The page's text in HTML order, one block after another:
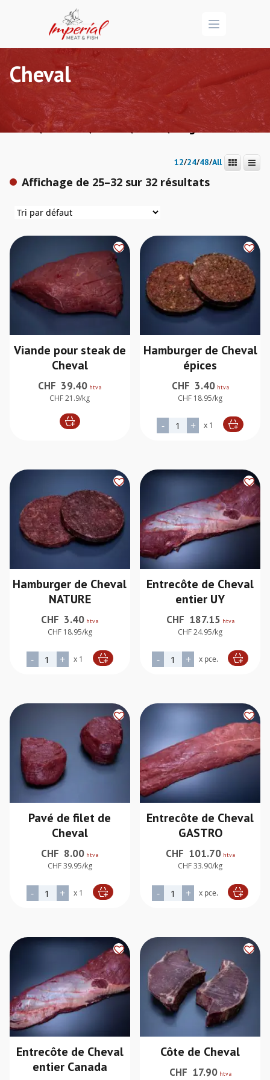
Open menu
Cheval
Accueil / Boucherie /Viandes/ / Page 3
12/24/48/All
Affichage de 25–32 sur 32 résultats
Viande pour steak de
Cheval
CHF 39.40 htva
CHF 21.9/kg
Hamburger de Cheval
épices
CHF 3.40 htva
CHF 18.95/kg
- quantité de Hamburger
+ x 1
Alternative:
Hamburger de Cheval
NATURE
CHF 3.40 htva
CHF 18.95/kg
- quantité de Hamburger de Cheval NATURE
+ x 1
Alternative:
Entrecôte de Cheval
entier UY
CHF 187.15 htva
CHF 24.95/kg
- quantité de Entrecôte de
+ x pce.
Alternative:
Pavé de filet de
Cheval
CHF 8.00 htva
CHF 39.95/kg
- quantité de Pavé de filet de Cheval
+ x 1
Alternative:
Entrecôte de Cheval
GASTRO
CHF 101.70 htva
CHF 33.90/kg
- quantité de Entrecôte de
+ x pce.
Alternative:
Entrecôte de Cheval
entier Canada
Côte de Cheval
CHF 17.90 htva